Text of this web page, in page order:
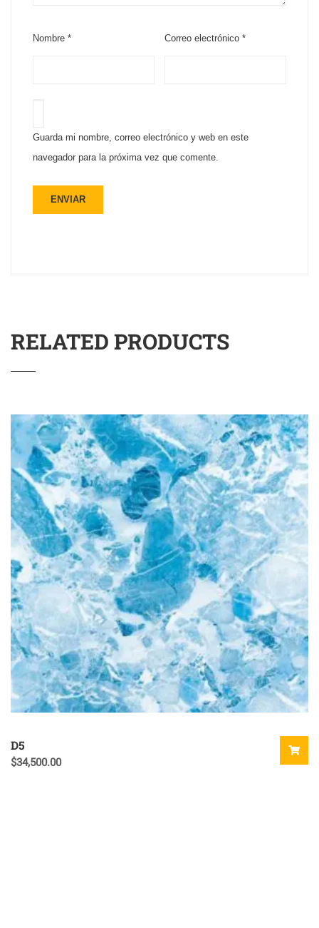
Nombre * Correo electrónico*
Guarda mi nombre, correo electrónico y web en este
navegador para la próxima vez que comente.
RELATED PRODUCTS
D5
$34,500.00